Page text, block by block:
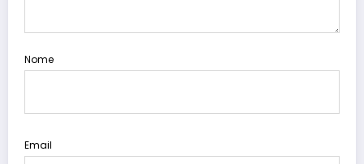
Nome
Email